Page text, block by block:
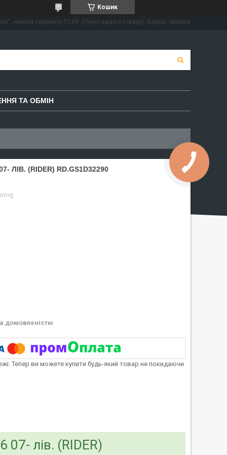
Кошик
нижній периметр П109. (Пункт видачі товару), Харків, Україна
ТА ОБМІН
ЛІВ. (RIDER) RD.GS1D32290
домовленістю
Тепер ви можете купити будь-який товар не покидаючи
07- лів. (RIDER)